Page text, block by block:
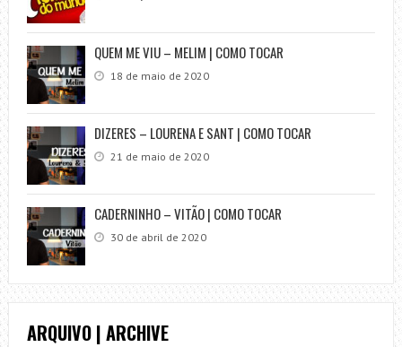
QUEM ME VIU – MELIM | COMO TOCAR
18 de maio de 2020
DIZERES – LOURENA E SANT | COMO TOCAR
21 de maio de 2020
CADERNINHO – VITÃO | COMO TOCAR
30 de abril de 2020
ARQUIVO | ARCHIVE